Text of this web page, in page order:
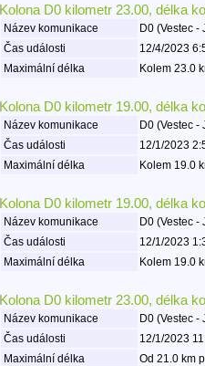
Kolona D0 kilometr 23.00, délka
Název komunikace
D0 (Vestec -
Čas události
12/4/2023
Maximální délka
Kolem 23.0
Kolona D0 kilometr 19.00, délka
Název komunikace
D0 (Vestec -
Čas události
12/1/2023
Maximální délka
Kolem 19.0
Kolona D0 kilometr 19.00, délka
Název komunikace
D0 (Vestec -
Čas události
12/1/2023
Maximální délka
Kolem 19.0
Kolona D0 kilometr 23.00, délka
Název komunikace
D0 (Vestec -
Čas události
12/1/2023
Maximální délka
Od 21.0 km